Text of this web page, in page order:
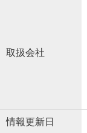
取扱会社
情報更新日